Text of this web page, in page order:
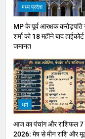
मध्य प्रदेश
MP के पूर्व आरक्षक करोड़पति
शर्मा को 18 महीने बाद
जमानत
धर्म
आज का पंचांग और राशिफल
2026: मेष से मीन राशि और